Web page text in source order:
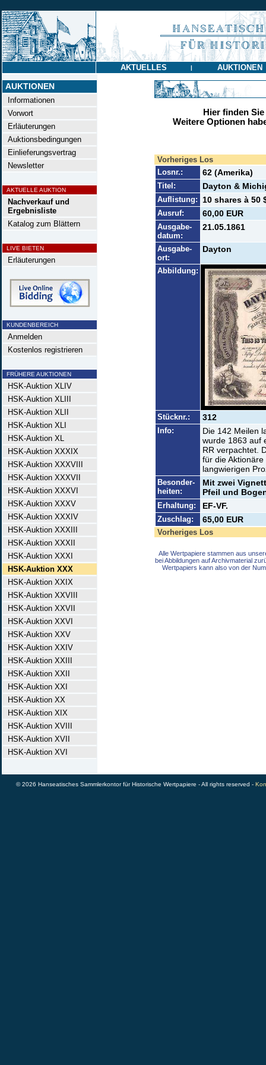
AKTUELLES | AUKTIONEN
AUKTIONEN
Informationen
Vorwort
Erläuterungen
Auktionsbedingungen
Einlieferungsvertrag
Newsletter
AKTUELLE AUKTION
Nachverkauf und
Ergebnisliste
Katalog zum Blättern
LIVE BIETEN
Erläuterungen
KUNDENBEREICH
Anmelden
Kostenlos registrieren
FRÜHERE AUKTIONEN
HSK-Auktion XLIV
HSK-Auktion XLIII
HSK-Auktion XLII
HSK-Auktion XLI
HSK-Auktion XL
HSK-Auktion XXXIX
HSK-Auktion XXXVIII
HSK-Auktion XXXVII
HSK-Auktion XXXVI
HSK-Auktion XXXV
HSK-Auktion XXXIV
HSK-Auktion XXXIII
HSK-Auktion XXXII
HSK-Auktion XXXI
HSK-Auktion XXX
HSK-Auktion XXIX
HSK-Auktion XXVIII
HSK-Auktion XXVII
HSK-Auktion XXVI
HSK-Auktion XXV
HSK-Auktion XXIV
HSK-Auktion XXIII
HSK-Auktion XXII
HSK-Auktion XXI
HSK-Auktion XX
HSK-Auktion XIX
HSK-Auktion XVIII
HSK-Auktion XVII
HSK-Auktion XVI
Hier finden
Weitere Optionen
Vorheriges Los
Losnr.:
62 (Amerika)
Titel: Dayton &
Auflistung: 10 shares à 50
Ausruf: 60,00 EUR
Ausgabe-
datum:
21.05.1861
Ausgabe-
ort:
Dayton
Abbildung:
Stücknr.: 312
Info:
Die 142 Meilen
wurde 1863 auf
RR verpachtet.
für die
langwierigen
Besonder-
heiten:
Mit zwei
Pfeil und
Erhaltung: EF-VF.
Zuschlag: 65,00 EUR
Vorheriges Los
Alle Wertpapiere stammen aus
bei Abbildungen auf Archivmaterial
Wertpapiers kann also von der
© 2026 Hanseatisches Sammlerkontor für Historische Wertpapiere - All rights reserved -